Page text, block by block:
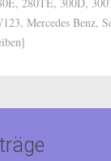
, 280TE, 300D,
, Mercedes Benz,